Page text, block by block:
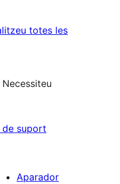
totes lesressenyes
de suport
Aparador